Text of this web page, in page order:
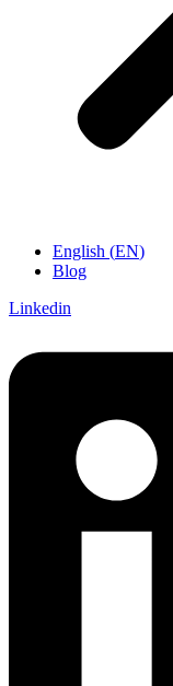
English (EN)
Blog
Linkedin